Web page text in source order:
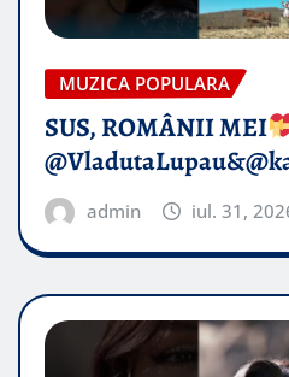
MUZICA POPULARA
SUS, ROMÂNII MEI
admin iul. 31,